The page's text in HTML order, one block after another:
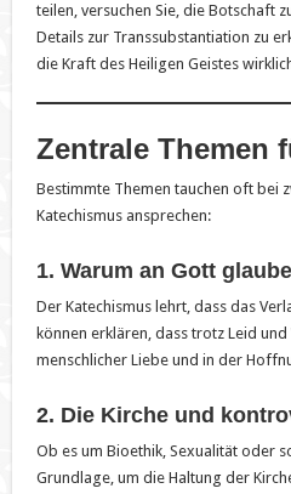
teilen, versuchen Sie, die Botschaft
Details zur Transsubstantiation zu
die Kraft des Heiligen Geistes
Zentrale Themen
Bestimmte Themen tauchen oft bei
Katechismus ansprechen:
1. Warum an Gott
Der Katechismus lehrt, dass das
können erklären, dass trotz Leid
menschlicher Liebe und in der
2. Die Kirche und
Ob es um Bioethik, Sexualität oder
Grundlage, um die Haltung der